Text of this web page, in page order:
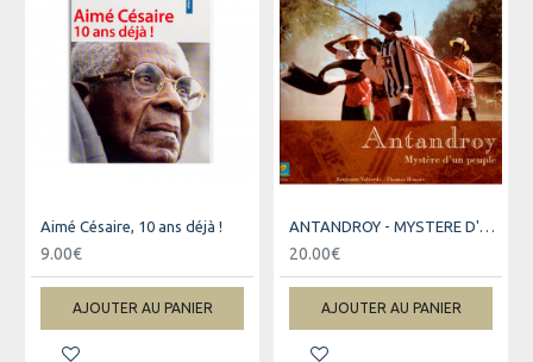
Aimé Césaire, 10 ans déjà !
9.00€
AJOUTER AU PANIER
ANTANDROY - MYSTERE D'UN PEUPLE
20.00€
AJOUTER AU PANIER